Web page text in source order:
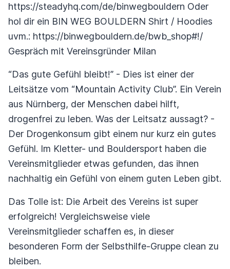
https://steadyhq.com/de/binwegbouldern Oder
hol dir ein BIN WEG BOULDERN Shirt / Hoodies
uvm.: https://binwegbouldern.de/bwb_shop#!/
Gespräch mit Vereinsgründer Milan
“Das gute Gefühl bleibt!” - Dies ist einer der
Leitsätze vom “Mountain Activity Club”. Ein Verein
aus Nürnberg, der Menschen dabei hilft,
drogenfrei zu leben. Was der Leitsatz aussagt? -
Der Drogenkonsum gibt einem nur kurz ein gutes
Gefühl. Im Kletter- und Bouldersport haben die
Vereinsmitglieder etwas gefunden, das ihnen
nachhaltig ein Gefühl von einem guten Leben gibt.
Das Tolle ist: Die Arbeit des Vereins ist super
erfolgreich! Vergleichsweise viele
Vereinsmitglieder schaffen es, in dieser
besonderen Form der Selbsthilfe-Gruppe clean zu
bleiben.